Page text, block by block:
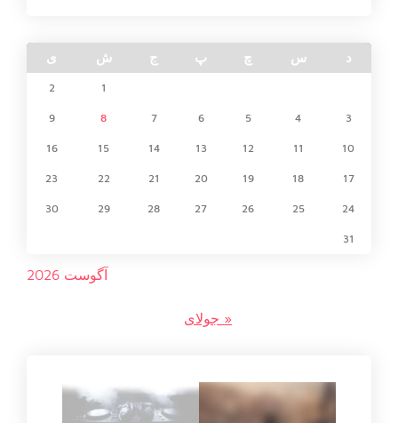
آگوست 2026
د س چ پ ج ش ی
1
2
3
4
5
6
7
8
9
10
11
12
13
14
15
16
17
18
19
20
21
22
23
24
25
26
27
28
29
30
31
« جولای